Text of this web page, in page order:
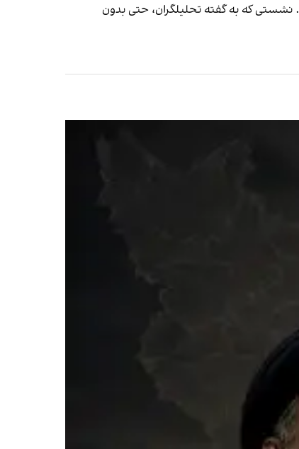
تا ۳۵ سال روابط دو طرف گرامی داشته شود. نشستی که به گفته تحلیلگران، حتی بدون